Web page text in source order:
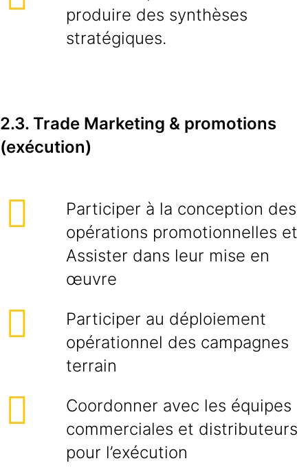
produire des synthèses
stratégiques.
2.3. Trade Marketing & promotions
(exécution)
Participer à la conception des
opérations promotionnelles et
Assister dans leur mise en
œuvre
Participer au déploiement
opérationnel des campagnes
terrain
Coordonner avec les équipes
commerciales et distributeurs
pour l’exécution